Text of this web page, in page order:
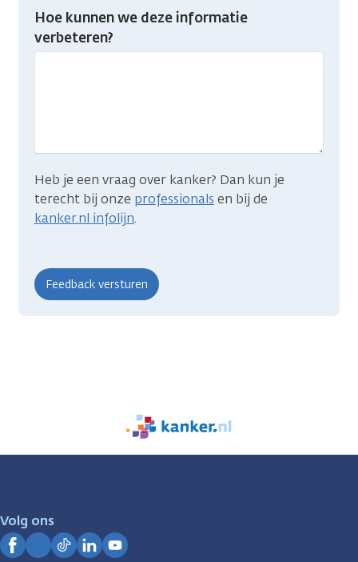
Heb
je
gevonden
Hoe kunnen we deze informatie
verbeteren?
Heb je een vraag over kanker? Dan kun je
terecht bij onze professionals en bij de
kanker.nl infolijn.
We
zijn
Volg ons